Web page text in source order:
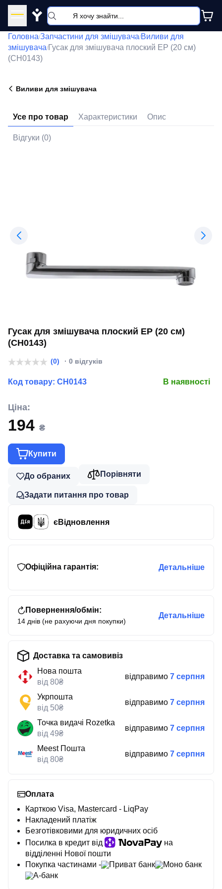
Y
Головна/Запчастини для змішувача/Виливи для
змішувача/Гусак для змішувача плоский EP (20 см)
(CH0143)
Виливи для змішувача
Усе про товар Характеристики Опис
Відгуки (0)
Гусак для змішувача плоский EP (20 см)
(CH0143)
(0) · 0 відгуків
Код товару: CH0143 В наявності
Ціна:
194 ₴
Купити
До обраних Порівняти
Задати питання про товар
єВідновлення
Офіційна гарантія: Детальніше
Повернення/обмін:
14 днів (не рахуючи дня покупки)
Детальніше
Доставка та самовивіз
Нова пошта
від 80₴
відправимо 7 серпня
Укрпошта
від 50₴
відправимо 7 серпня
Точка видачі Rozetka
від 49₴
відправимо 7 серпня
Meest Пошта
від 80₴
відправимо 7 серпня
Оплата
Карткою Visa, Mastercard - LiqPay
Накладений платіж
Безготівковими для юридичних осіб
Посилка в кредит від
на
відділенні Нової пошти
Покупка частинами -
Приват банк
Моно банк
А-банк